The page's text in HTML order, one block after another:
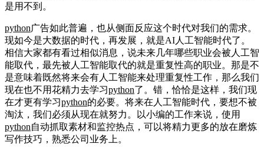
是用不到。
python广告如此普遍，也从侧面反应这个时代对我们的需求。
现如今是大数据的时代，再发展，就是AI人工智能时代了。
相信大家都有看过相似消息，说未来几年哪些职业会被人工智
能取代，最先被人工智能取代的就是重复性高的职业。那是不
是意味着既然将来会有人工智能来处理重复性工作，那么我们
现在也不用花精力去学习python了。错，恰恰是这样，我们现
在才更有学习python的必要。将来在人工智能时代，要想不被
淘汰，我们必须从现在就努力。以小编的工作来说，使用
python自动抓取素材和监控热点，可以将精力更多的放在磨炼
写作技巧，熟悉公司业务上。